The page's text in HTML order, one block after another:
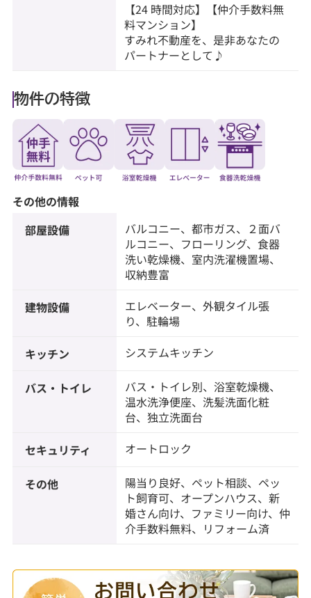
【24 時間対応】【仲介手数料無
料マンション】
すみれ不動産を、是非あなたの
パートナーとして♪
物件の特徴
その他の情報
部屋設備
バルコニー、都市ガス、２面バ
ルコニー、フローリング、食器
洗い乾燥機、室内洗濯機置場、
収納豊富
建物設備
エレベーター、外観タイル張
り、駐輪場
キッチン システムキッチン
バス・トイレ
バス・トイレ別、浴室乾燥機、
温水洗浄便座、洗髪洗面化粧
台、独立洗面台
セキュリティ オートロック
その他
陽当り良好、ペット相談、ペッ
ト飼育可、オープンハウス、新
婚さん向け、ファミリー向け、仲
介手数料無料、リフォーム済